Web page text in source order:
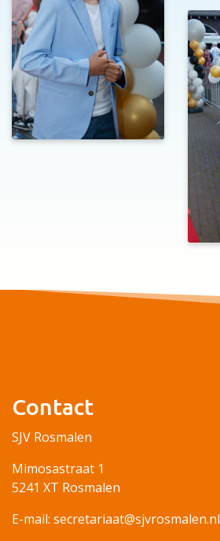
Contact
SJV Rosmalen
Mimosastraat 1
5241 XT Rosmalen
E-mail: secretariaat@sjvrosmalen.nl